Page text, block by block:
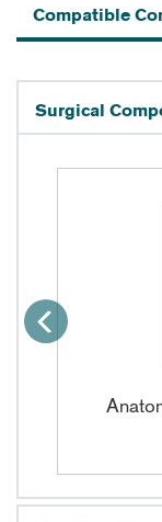
Compatible
Surgical